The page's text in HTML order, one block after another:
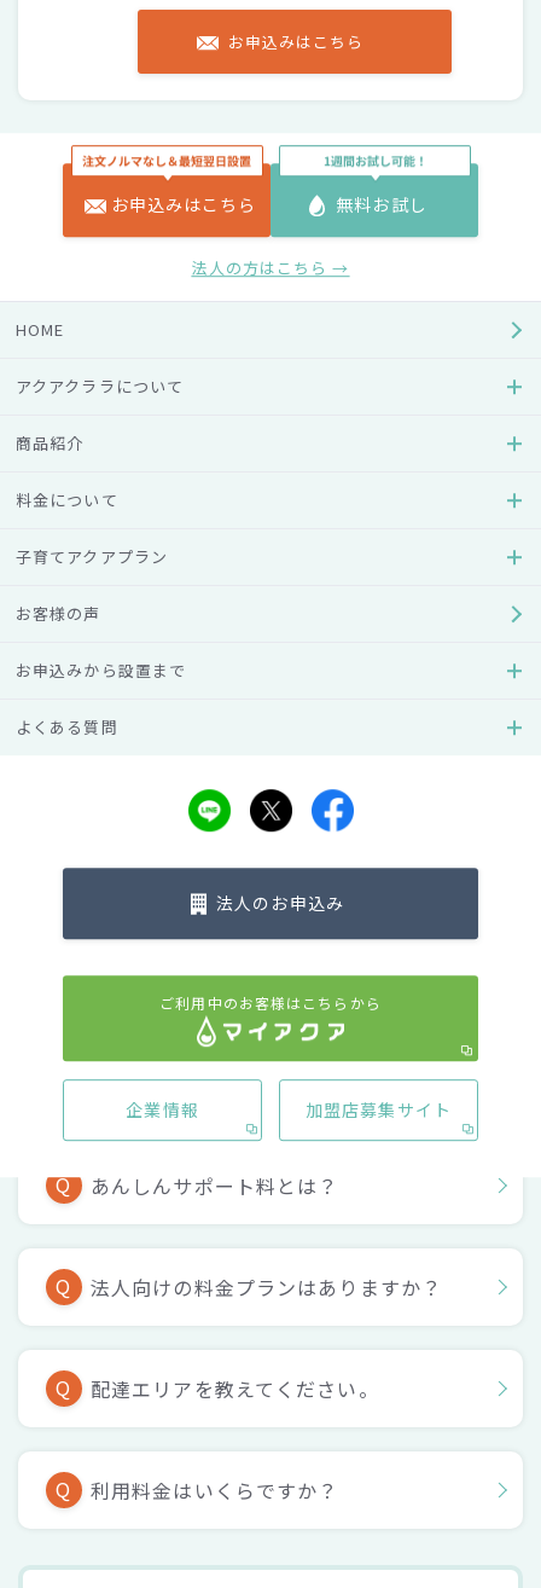
お申込みはこちら
あわせて確認したいページ
料金の目安、他社との料金比較
ンに合わせて選べるウォーター
サーバーをご用意しています。
ライフスタイル別
参考価格表
ライフスタイルやご利用人数な
どにあわせた料金の目安をご確
認いただけます。
Q あんしんサポート料とは？
Q 法人向けの料金プランはありますか？
Q 配達エリアを教えてください。
Q 利用料金はいくらですか？
お申込みはこちら 無料お試し
法人の方はこちら →
HOME
アクアクララについて
商品紹介
料金について
子育てアクアプラン
お客様の声
お申込みから設置まで
よくある質問
法人のお申込み
ご利用中のお客様はこちらから
企業情報 加盟店募集サイト